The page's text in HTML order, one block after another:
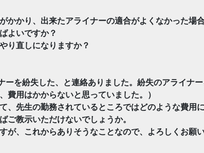
かかり、出来たアライナーの適合がよくなかった場
よいですか？
り直しになりますか？
ーを紛失した、と連絡ありました。紛失のアライナ
費用はかからないと思っていました。）
、先生の勤務されているところではどのような費用
ご教示いただけないでしょうか。
が、これからありそうなことなので、よろしくお願い